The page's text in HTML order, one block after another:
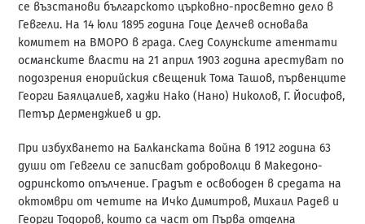
се възстанови българското църковно-просветно дело в
Гевгели. На 14 юли 1895 година Гоце Делчев основава
комитет на ВМОРО в града. След Солунските атентати
османските власти на 21 април 1903 година арестуват по
подозрения енорийския свещеник Тома Ташов, първенците
Георги Баялцалиев, хаджи Нако (Нано) Николов, Г. Йосифов,
Петър Дерменджиев и др.
При избухването на Балканската война в 1912 година 63
души от Гевгели се записват доброволци в Македоно-
одринското опълчение. Градът е освободен в средата на
октомври от четите на Ичко Димитров, Михаил Радев и
Георги Тодоров, които са част от Първа отделна